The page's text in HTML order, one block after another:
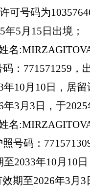
可号码为
年5月15日出境；
名
： 771571259 ，
10月10日，居
3月3日，于2025
名
照号码：
2033年10月10
期至2026年3月3